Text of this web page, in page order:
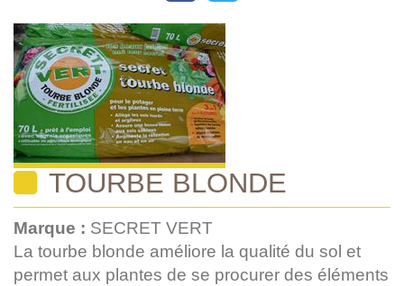
TOURBE BLONDE
Marque : SECRET VERT
La tourbe blonde améliore la qualité du sol et
permet aux plantes de se procurer des éléments